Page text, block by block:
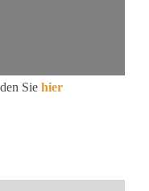
Sie hier